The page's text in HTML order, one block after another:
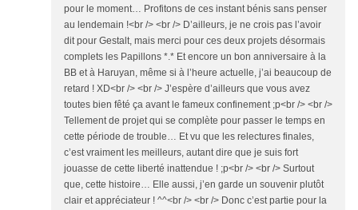
pour le moment… Profitons de ces instant bénis sans penser
au lendemain !<br /> <br /> D’ailleurs, je ne crois pas l’avoir
dit pour Gestalt, mais merci pour ces deux projets désormais
complets les Papillons *.* Et encore un bon anniversaire à la
BB et à Haruyan, même si à l’heure actuelle, j’ai beaucoup de
retard ! XD<br /> <br /> J’espère d’ailleurs que vous avez
toutes bien fêté ça avant le fameux confinement ;p<br /> <br />
Tellement de projet qui se complète pour passer le temps en
cette période de trouble… Et vu que les relectures finales,
c’est vraiment les meilleurs, autant dire que je suis fort
jouasse de cette liberté inattendue ! ;p<br /> <br /> Surtout
que, cette histoire… Elle aussi, j’en garde un souvenir plutôt
clair et appréciateur ! ^^<br /> <br /> Donc c’est partie pour la